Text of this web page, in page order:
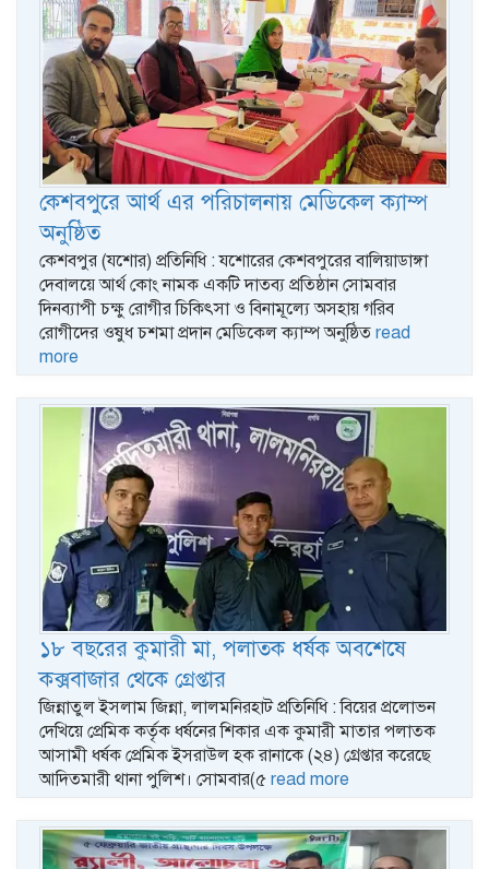
কেশবপুরে আর্থ এর পরিচালনায় মেডিকেল ক্যাম্প
অনুষ্ঠিত
কেশবপুর (যশোর) প্রতিনিধি : যশোরের কেশবপুরের বালিয়াডাঙ্গা
দেবালয়ে আর্থ কোং নামক একটি দাতব্য প্রতিষ্ঠান সোমবার
দিনব্যাপী চক্ষু রোগীর চিকিৎসা ও বিনামূল্যে অসহায় গরিব
রোগীদের ওষুধ চশমা প্রদান মেডিকেল ক্যাম্প অনুষ্ঠিত read
more
১৮ বছরের কুমারী মা, পলাতক ধর্ষক অবশেষে
কক্সবাজার থেকে গ্রেপ্তার
জিন্নাতুল ইসলাম জিন্না, লালমনিরহাট প্রতিনিধি : বিয়ের প্রলোভন
দেখিয়ে প্রেমিক কর্তৃক ধর্ষনের শিকার এক কুমারী মাতার পলাতক
আসামী ধর্ষক প্রেমিক ইসরাউল হক রানাকে (২৪) গ্রেপ্তার করেছে
আদিতমারী থানা পুলিশ। সোমবার(৫ read more